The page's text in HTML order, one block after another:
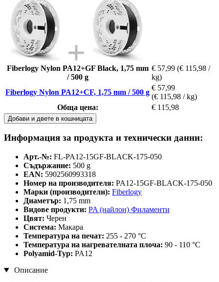
Fiberlogy Nylon PA12+GF Black, 1,75 mm
/ 500 g
€ 57,99 (€ 115,98 /
kg)
Fiberlogy Nylon PA12+CF, 1,75 mm / 500 g
€ 57,99
(€ 115,98 / kg)
Обща цена:
€ 115,98
Добави и двете в кошницата
Информация за продукта и технически данни:
Арт.-№: FL-PA12-15GF-BLACK-175-050
Съдържание: 500 g
EAN: 5902560993318
Номер на производителя: PA12-15GF-BLACK-175-050
Марки (производители): Fiberlogy
Диаметър: 1,75 mm
Видове продукти: PA (найлон) Филаменти
Цвят: Черен
Система: Макара
Температура на печат: 255 - 270 °C
Температура на нагревателната плоча: 90 - 110 °C
Polyamid-Typ: PA12
Описание